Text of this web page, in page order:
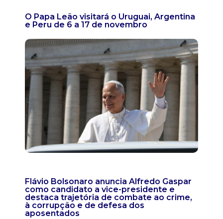
O Papa Leão visitará o Uruguai, Argentina
e Peru de 6 a 17 de novembro
Flávio Bolsonaro anuncia Alfredo Gaspar
como candidato a vice-presidente e
destaca trajetória de combate ao crime,
à corrupção e de defesa dos
aposentados